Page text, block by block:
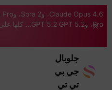
Pro، وGPT 5.2 GPT 5.2... كلها على نظام Pro. 46% OFF
جلوبال
جي بي
تي تي